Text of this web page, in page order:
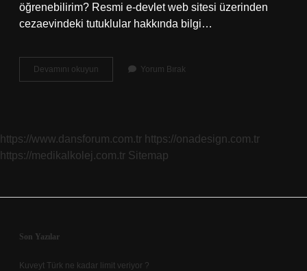
öğrenebilirim? Resmi e-devlet web sitesi üzerinden
cezaevindeki tutuklular hakkında bilgi…
Devamını okuyun
Ne
Yorum Bırak
https://www.dansforum.com.tr https://onadesign.com.tr
https://medikalkolej.com.tr Sitemap
Sidebar
Son Yazılar
Kuveyt Türk ne kadar limit veriyor ?